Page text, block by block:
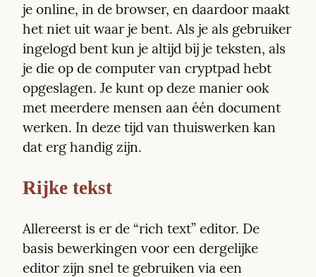
je online, in de browser, en daardoor maakt
het niet uit waar je bent. Als je als gebruiker
ingelogd bent kun je altijd bij je teksten, als
je die op de computer van cryptpad hebt
opgeslagen. Je kunt op deze manier ook
met meerdere mensen aan één document
werken. In deze tijd van thuiswerken kan
dat erg handig zijn.
Rijke tekst
Allereerst is er de “rich text” editor. De
basis bewerkingen voor een dergelijke
editor zijn snel te gebruiken via een